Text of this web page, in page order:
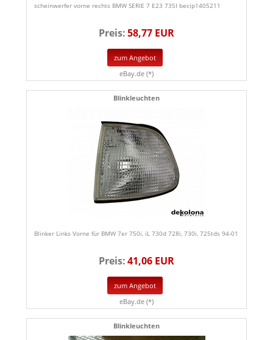
scheinwerfer vorne rechts BMW SERIE 7 E23 735I becip1405211
Preis:58,77 EUR
zum Angebot
eBay.de (*)
Blinkleuchten
Blinker Links Vorne für BMW 7er 750i, iL 730d 728i, 730i, 725tds 94-01
Preis:41,06 EUR
zum Angebot
eBay.de (*)
Blinkleuchten